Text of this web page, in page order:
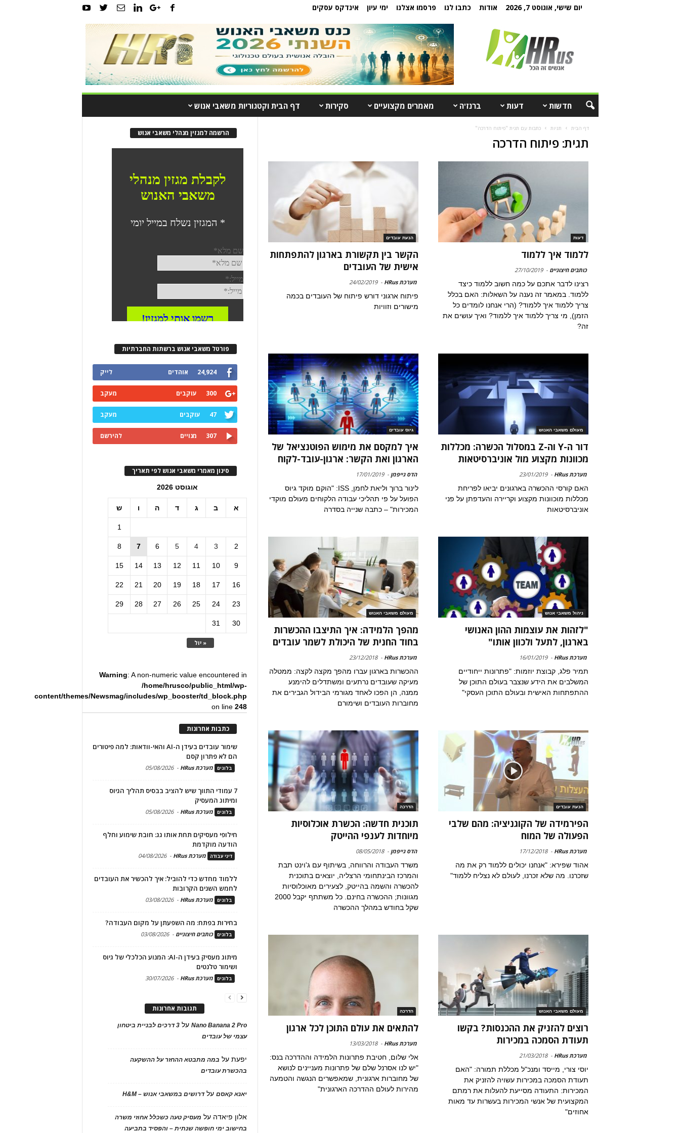
יום שישי, אוגוסט 7, 2026 אודות כתבו לנו פרסמו אצלנו ימי עיון אינדקס עסקים
חדשות דעות ברנז'ה מאמרים מקצועיים סקירות דף הבית וקטגוריות משאבי אנוש
דף הבית תגיות כתבות עם תגית "פיתוח הדרכה"
תגית: פיתוח הדרכה
דעות
ללמוד איך ללמוד
כותבים חיצוניים -
27/10/2019
רצינו לדבר אתכם על כמה חשוב ללמוד כיצד
ללמוד. במאמר זה נענה על השאלות: האם בכלל
צריך ללמוד איך ללמוד? (הרי אנחנו לומדים כל
הזמן), מי צריך ללמוד איך ללמוד? ואיך עושים את
זה?
הנעת עובדים
הקשר בין תקשורת בארגון להתפתחות
אישית של העובדים
מערכת HRus -
24/02/2019
פיתוח ארגוני דורש פיתוח של העובדים בכמה
מישורים וזוויות
מעולם משאבי האנוש
דור ה-Y וה-Z במסלול הכשרה: מכללות
מכוונות מקצוע מול אוניברסיטאות
מערכת HRus -
23/01/2019
האם קורסי ההכשרה בארגונים יביאו לפריחת
מכללות מוכוונות מקצוע וקריירה והעדפתן על פני
אוניברסיטאות
גיוס עובדים
איך למקסם את מימוש הפוטנציאל של
הארגון ואת הקשר: ארגון-עובד-לקוח
הדס גייפמן -
17/01/2019
לינור ברוך וליאת לחמן, ISS: "הוקם מוקד גיוס
הפועל על פי תהליכי עבודה הלקוחים מעולם מוקדי
המכירות" – כתבה שנייה בסדרה
ניהול משאבי אנוש
"לזהות את עוצמות ההון האנושי
בארגון, לתעל ולכוון אותו"
מערכת HRus -
16/01/2019
תמיר פלג, קבוצת יוזמות: "פתרונות ייחודיים
המשלבים את הידע שנצבר בעולם התוכן של
ההתפתחות האישית ובעולם התוכן העסקי"
מעולם משאבי האנוש
מהפך הלמידה: איך התיצבו ההכשרות
בחוד החנית של היכולת לשמר עובדים
מערכת HRus -
23/12/2018
ההכשרות בארגון עברו מהפך מקצה לקצה: ממטלה
מעיקה שעובדים נרתעים ומשתדלים להימנע
ממנה, הן הפכו לאחד מגורמי הבידול הגבירים את
מחוברות העובדים ושימורם
הנעת עובדים
הפירמידה של הקוגניציה: מהם שלבי
הפעולה של המוח
מערכת HRus -
17/12/2018
אהוד שפירא: "אנחנו יכולים ללמוד רק את מה
שזכרנו. מה שלא זכרנו, לעולם לא נצליח ללמוד"
הדרכה
תוכנית חדשה: הכשרת אוכלוסיות
מיוחדות לענפי ההייטק
הדס גייפמן -
08/05/2018
משרד העבודה והרווחה, בשיתוף עם ג'וינט תבת
והמרכז הבינתחומי הרצליה, יוצאים בתוכנית
להכשרה והשמה בהייטק, לצעירים מאוכלוסיות
מגוונות; ההכשרה בחינם. כל משתתף יקבל 2000
שקל בחודש במהלך ההכשרה
מעולם משאבי האנוש
רוצים להזניק את ההכנסות? בקשו
תעודת הסמכה במכירות
מערכת HRus -
21/03/2018
יוסי צורי, מייסד ומנכ"ל מכללת תמורה: "האם
תעודת הסמכה במכירות עשויה להזניק את
המכירות: התעודה מסייעת להעלות את רמתם
המקצועית של אנשי המכירות בעשרות עד מאות
אחוזים"
הדרכה
להתאים את עולם התוכן לכל ארגון
מערכת HRus -
13/03/2018
אלי שלום, חטיבת פתרונות הלמידה וההדרכה בנס:
"יש לנו אסרנל שלם של פתרונות מעניינים לנושא
של מחוברות ארגונית, שמאפשרים הנגשה והטמעה
מהירות לעולם ההדרכה הארגונית"
הרשמה למגזין מנהלי משאבי אנוש
פורטל משאבי אנוש ברשתות החברתיות
24,924 אוהדים לייק
300 עוקבים מעקב
47 עוקבים מעקב
307 מנויים להירשם
סינון מאמרי משאבי אנוש לפי תאריך
אוגוסט 2026
א ב ג ד ה ו ש
« יול
1
2
3
4
5
6
7
8
9
10
11
12
13
14
15
16
17
18
19
20
21
22
23
24
25
26
27
28
29
30
31
Warning: A non-numeric value encountered in
/home/hrusco/public_html/wp-
content/themes/Newsmag/includes/wp_booster/td_block.php
on line248
כתבות אחרונות
שימור עובדים בעידן ה-AI והאי-וודאות: למה פיטורים
הם לא פתרון קסם
בלוגים מערכת HRus -
05/08/2026
7 עמודי התווך שיש להציב בבסיס תהליך הגיוס
ומיתוג המעסיק
בלוגים מערכת HRus -
05/08/2026
חילופי מעסיקים תחת אותו גג: חובת שימוע וחלף
הודעה מוקדמת
דיני עבודה מערכת HRus -
04/08/2026
ללמוד מחדש כדי להוביל: איך להכשיר את העובדים
לחמש השנים הקרובות
בלוגים מערכת HRus -
03/08/2026
בחירות בפתח: מה השפעתן על מקום העבודה?
בלוגים כותבים חיצוניים -
03/08/2026
מיתוג מעסיק בעידן ה-AI: המנוע הכלכלי של גיוס
ושימור טלנטים
בלוגים מערכת HRus -
30/07/2026
תגובות אחרונות
Nano Banana 2 Proעל
3 דרכים לבניית ביטחון
עצמי של עובדים
יפעתעל במה מתבטא ההחזר על ההשקעה
בהכשרת עובדים
יאנא קאסםעלדרושים במשאבי אנוש – H&M
אלון פיאדה על מעסיק טעה כשכלל אחוזי משרה
בחישוב ימי חופשה שנתית – והפסיד בתביעה